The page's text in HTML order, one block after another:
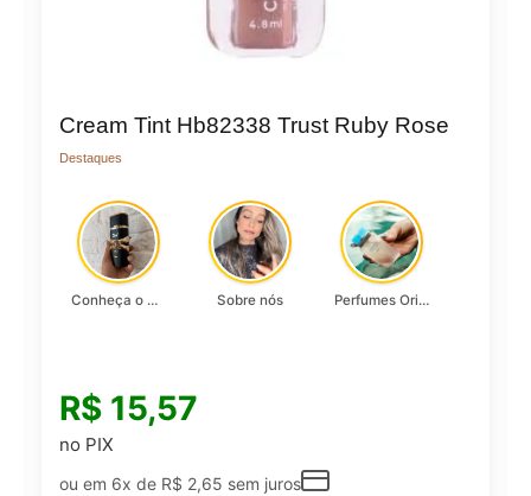
Cream Tint Hb82338 Trust Ruby Rose
Destaques
Conheça o Asad, da Lattafa… Sobre nós Perfumes Originais
R$ 15,57
no PIX
ou em 6x de R$ 2,65 sem juros